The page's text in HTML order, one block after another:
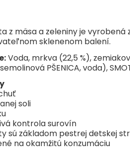
z mäsa a zeleniny je
sklenenom balení.
Voda, mrkva (22,5 %),
PŠENICA, voda),
soli
kontrola surovín
sú základom pestrej detskej
na okamžitú konzumáciu